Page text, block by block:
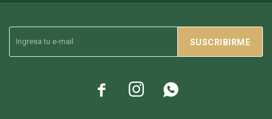
SUSCRIBIRME
  